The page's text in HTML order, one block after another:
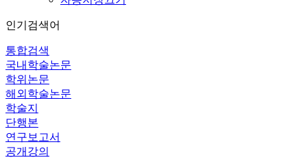
인기검색어
통합검색
국내학술논문
학위논문
해외학술논문
학술지
단행본
연구보고서
공개강의